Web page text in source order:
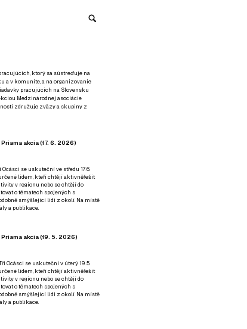
ktorý sa sústreďuje na
a v komunite, a na organizovanie
pracujúcich na Slovensku
Medzinárodnej asociácie
združuje zväzy a skupiny z
akcia (17. 6. 2026)
se uskuteční ve středu 17. 6.
lidem, kteří chtějí aktivněřešit
v regionu nebo se chtějí do
o tématech spojených s
smýšlející lidi z okolí. Na místě
a publikace.
akcia (19. 5. 2026)
Ocásci se uskuteční v úterý 19. 5.
lidem, kteří chtějí aktivněřešit
v regionu nebo se chtějí do
o tématech spojených s
smýšlející lidi z okolí. Na místě
a publikace.